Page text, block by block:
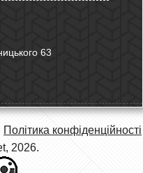
63
Політика конфіденційності
2026.